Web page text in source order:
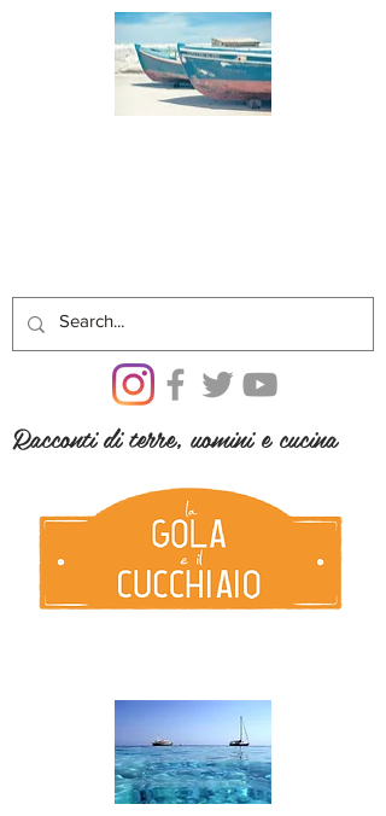
Racconti di terre, uomini e cucina